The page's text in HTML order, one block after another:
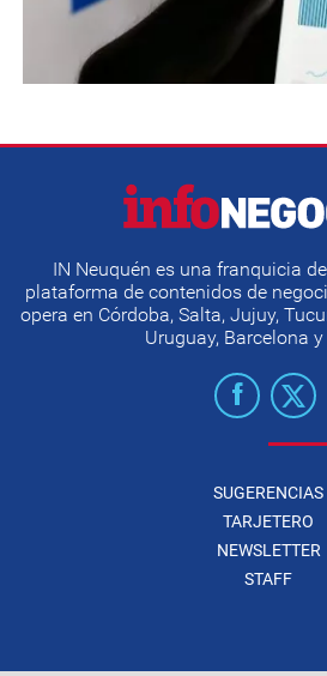
IN Neuquén es una franquicia
plataforma de contenidos de
opera en Córdoba, Salta, Jujuy,
Uruguay, Barcelona
SUGERENCIAS
TARJETERO
NEWSLETTER
STAFF